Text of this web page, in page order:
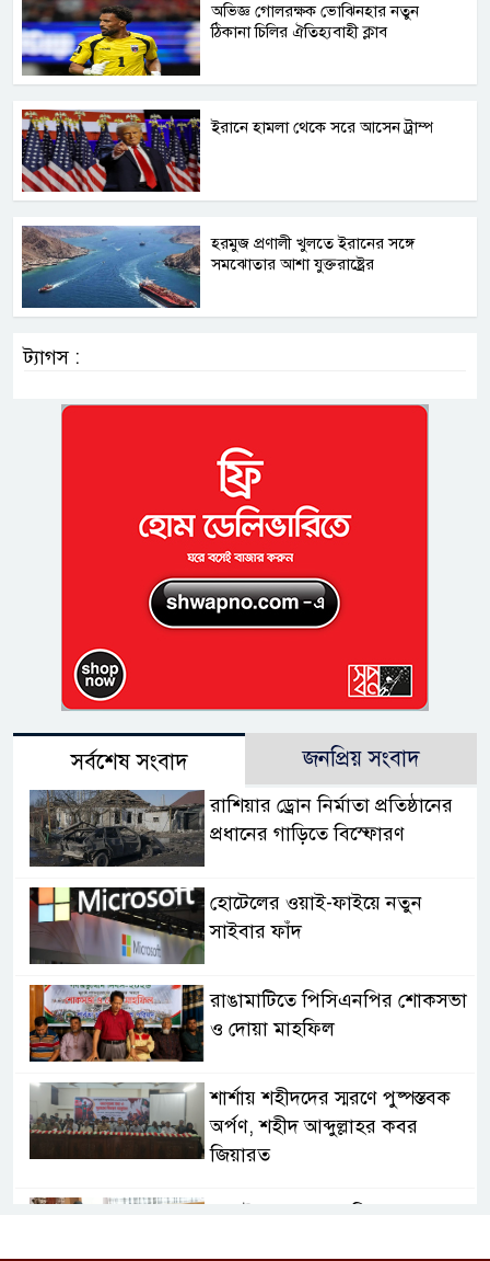
অভিজ্ঞ গোলরক্ষক ভোঝিনহার নতুন
ঠিকানা চিলির ঐতিহ্যবাহী ক্লাব
ইরানে হামলা থেকে সরে আসেন ট্রাম্প
হরমুজ প্রণালী খুলতে ইরানের সঙ্গে
সমঝোতার আশা যুক্তরাষ্ট্রের
ট্যাগস :
সর্বশেষ সংবাদ জনপ্রিয় সংবাদ
রাশিয়ার ড্রোন নির্মাতা প্রতিষ্ঠানের
প্রধানের গাড়িতে বিস্ফোরণ
হোটেলের ওয়াই-ফাইয়ে নতুন
সাইবার ফাঁদ
রাঙামাটিতে পিসিএনপির শোকসভা
ও দোয়া মাহফিল
শার্শায় শহীদদের স্মরণে পুষ্পস্তবক
অর্পণ, শহীদ আব্দুল্লাহর কবর
জিয়ারত